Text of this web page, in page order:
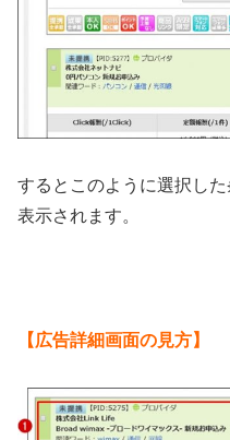
するとこのように選択し
表示されます。
【広告詳細画面の見方】